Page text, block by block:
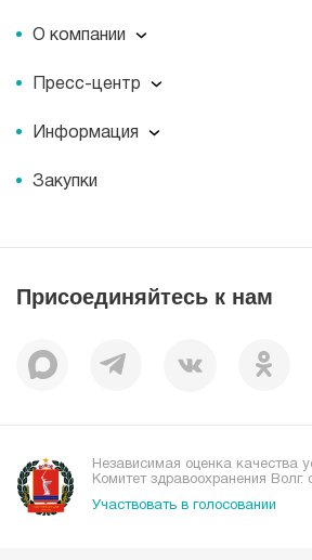
О компании
О компании
Миссия
История
Документы
Пациентам
Пресс-центр
Пресс-центр
Новости
Журнал для пациентов «МЕДСИ
Информация
Информация
Справочник направлений
Закупки
Присоединяйтесь к нам
Независимая оценка качества
Комитет здравоохранения Волг.
Участвовать в голосовании